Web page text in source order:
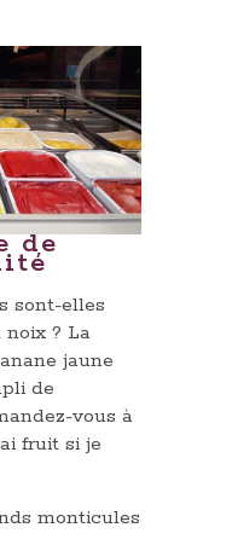
de
sont-elles
? La
jaune
de
vous à
fruit si je
monticules